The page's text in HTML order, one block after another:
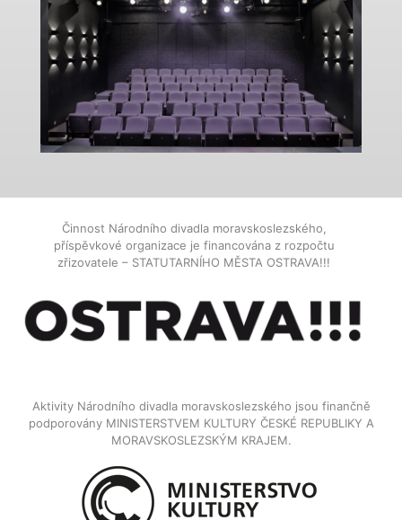
Činnost Národního divadla moravskoslezského,
příspěvkové organizace je financována z rozpočtu
zřizovatele – STATUTARNÍHO MĚSTA OSTRAVA!!!
Aktivity Národního divadla moravskoslezského jsou finančně
podporovány MINISTERSTVEM KULTURY ČESKÉ REPUBLIKY A
MORAVSKOSLEZSKÝM KRAJEM.